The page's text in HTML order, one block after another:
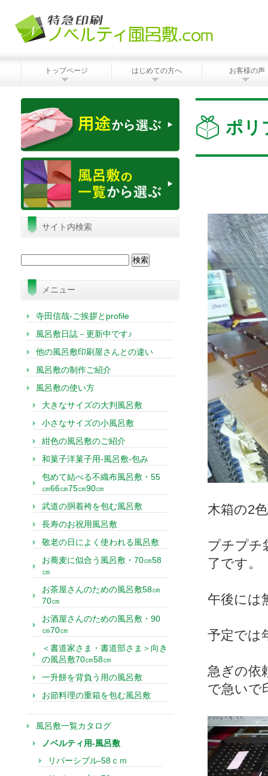
トップページ はじめての方へ お客様の声
ポリ
木箱の2
プチプチ
了です。
午後には
予定では
急ぎの依
で急いで
サイト内検索
メニュー
寺田信哉-ご挨拶とprofile
風呂敷日誌－更新中です♪
他の風呂敷印刷屋さんとの違い
風呂敷の制作ご紹介
風呂敷の使い方
大きなサイズの大判風呂敷
小さなサイズの小風呂敷
紺色の風呂敷のご紹介
和菓子洋菓子用-風呂敷-包み
包めて結べる不織布風呂敷・55
㎝66㎝75㎝90㎝
武道の胴着袴を包む風呂敷
長寿のお祝用風呂敷
敬老の日によく使われる風呂敷
お蕎麦に似合う風呂敷・70㎝58
㎝
お茶屋さんのための風呂敷58㎝
70㎝
お酒屋さんのための風呂敷・90
㎝70㎝
＜書道家さま・書道部さま＞向き
の風呂敷70㎝58㎝
一升餅を背負う用の風呂敷
お節料理の重箱を包む風呂敷
風呂敷一覧カタログ
ノベルティ用-風呂敷
リバーシブル-58ｃｍ